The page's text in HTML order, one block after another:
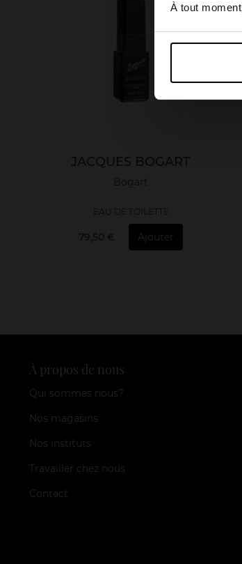
À tout
JACQUES BOGART
Bogart
EAU DE TOILETTE
79,50 € Ajouter
À propos de nous
Qui sommes nous?
Nos magasins
Nos instituts
Travailler chez nous
Contact